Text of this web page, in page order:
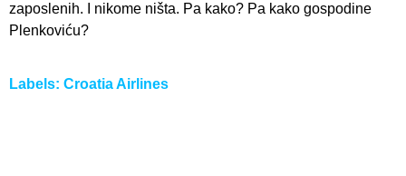
zaposlenih. I nikome ništa. Pa kako? Pa kako gospodine
Plenkoviću?
Labels: Croatia Airlines